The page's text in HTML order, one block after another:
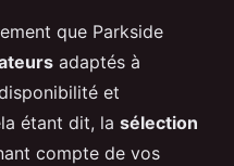
que Parkside
adaptés à
et
étant dit, la sélection
compte de vos